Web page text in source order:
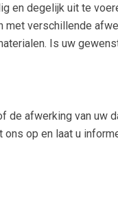
en degelijk uit te
verschillende
Is uw
afwerking van uw
op en laat u